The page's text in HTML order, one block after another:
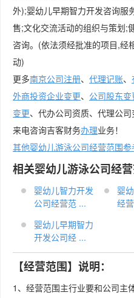
外);婴幼儿早期智力开发咨询服
售;文化交流活动的组织与策划;
咨询。(依法须经批准的项目,经
动)
更多南京公司注册、 代理记账、
外商投资企业变更、 公司股东变
变更、代办公司资质、代理公
来电咨询吉客财务办理业务！
其他婴幼儿游泳公司经营范围参
相关婴幼儿游泳公司经
婴幼儿智力开发
公司经营范 ...
婴
经
婴幼儿早期智力
开发公司经 ...
【经营范围】说明：
1、经营范围主行业要和公司主